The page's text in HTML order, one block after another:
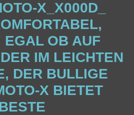
X_X000D_
EGAL OB AUF
IM LEICHTEN
DER BULLIGE
X BIETET
BESTE